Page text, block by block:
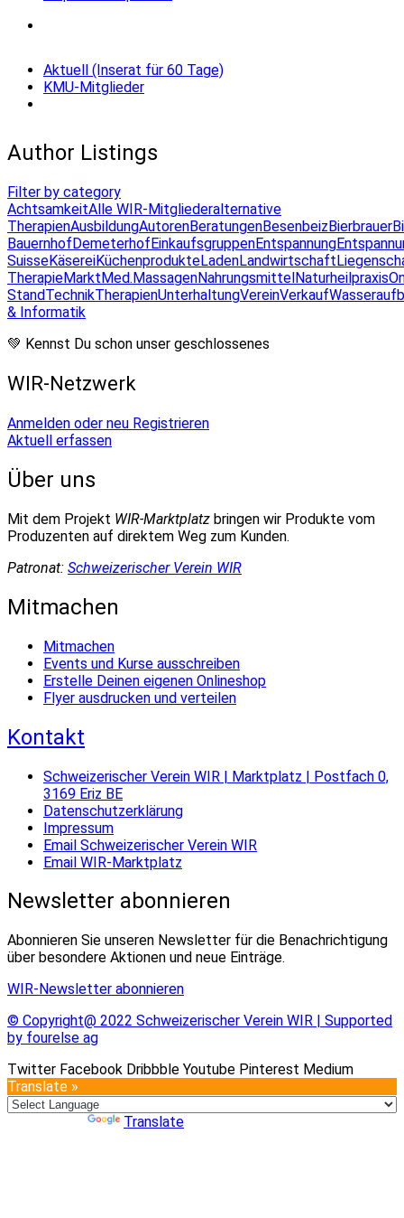
Aktuell (Inserat für 60 Tage)
KMU-Mitglieder
Author Listings
Filter by category
AchtsamkeitAlle WIR-Mitgliederalternative
TherapienAusbildungAutorenBeratungenBesenbeizBierbrauer
BauernhofDemeterhofEinkaufsgruppenEntspannung
SuisseKäsereiKüchenprodukteLadenLandwirtschaft
TherapieMarktMed.MassagenNahrungsmittelNaturheilpraxis
StandTechnikTherapienUnterhaltungVereinVerkauf
& Informatik
💚 Kennst Du schon unser geschlossenes
WIR-Netzwerk
Anmelden oder neu Registrieren
Aktuell erfassen
Über uns
Mit dem Projekt WIR-Marktplatz bringen wir Produkte vom
Produzenten auf direktem Weg zum Kunden.
Patronat: Schweizerischer Verein WIR
Mitmachen
Mitmachen
Events und Kurse ausschreiben
Erstelle Deinen eigenen Onlineshop
Flyer ausdrucken und verteilen
Kontakt
Schweizerischer Verein WIR | Marktplatz | Postfach 0,
3169 Eriz BE
Datenschutzerklärung
Impressum
Email Schweizerischer Verein WIR
Email WIR-Marktplatz
Newsletter abonnieren
Abonnieren Sie unseren Newsletter für die Benachrichtigung
über besondere Aktionen und neue Einträge.
WIR-Newsletter abonnieren
© Copyright@ 2022 Schweizerischer Verein WIR | Supported
by fourelse ag
Twitter Facebook Dribbble Youtube Pinterest Medium
Translate »
Translate